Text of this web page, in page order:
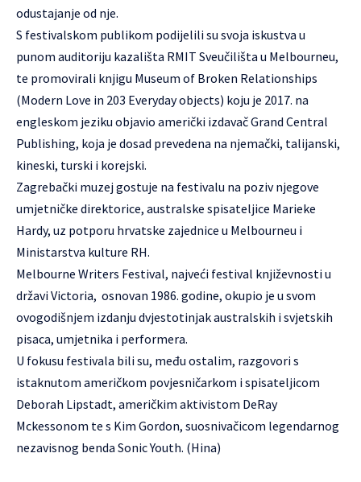
odustajanje od nje.
S festivalskom publikom podijelili su svoja iskustva u
punom auditoriju kazališta RMIT Sveučilišta u Melbourneu,
te promovirali knjigu Museum of Broken Relationships
(Modern Love in 203 Everyday objects) koju je 2017. na
engleskom jeziku objavio američki izdavač Grand Central
Publishing, koja je dosad prevedena na njemački, talijanski,
kineski, turski i korejski.
Zagrebački muzej gostuje na festivalu na poziv njegove
umjetničke direktorice, australske spisateljice Marieke
Hardy, uz potporu hrvatske zajednice u Melbourneu i
Ministarstva kulture RH.
Melbourne Writers Festival, najveći festival književnosti u
državi Victoria, osnovan 1986. godine, okupio je u svom
ovogodišnjem izdanju dvjestotinjak australskih i svjetskih
pisaca, umjetnika i performera.
U fokusu festivala bili su, među ostalim, razgovori s
istaknutom američkom povjesničarkom i spisateljicom
Deborah Lipstadt, američkim aktivistom DeRay
Mckessonom te s Kim Gordon, suosnivačicom legendarnog
nezavisnog benda Sonic Youth. (Hina)